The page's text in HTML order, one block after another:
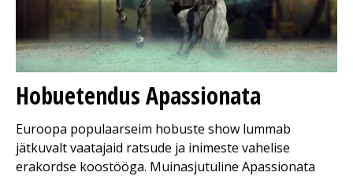
Hobuetendus Apassionata
Euroopa populaarseim hobuste show lummab
jätkuvalt vaatajaid ratsude ja inimeste vahelise
erakordse koostööga. Muinasjutuline Apassionata